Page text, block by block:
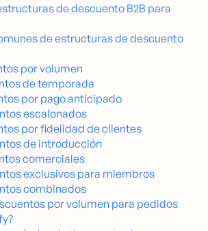
de descuento B2B para
de estructuras de descuento
por volumen
de temporada
por pago anticipado
escalonados
por fidelidad de clientes
de introducción
comerciales
exclusivos para miembros
combinados
por volumen para pedidos